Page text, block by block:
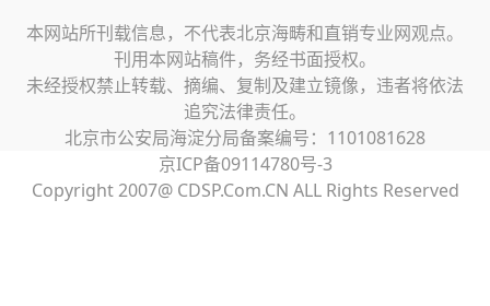
本网站所刊载信息，不代表北京海畴和直销专业网观点。
刊用本网站稿件，务经书面授权。
未经授权禁止转载、摘编、复制及建立镜像，违者将依法
追究法律责任。
北京市公安局海淀分局备案编号：1101081628
京ICP备09114780号-3
Copyright 2007@ CDSP.Com.CN ALL Rights Reserved